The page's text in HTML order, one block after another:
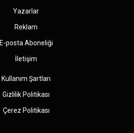
Yazarlar
Reklam
E-posta Aboneliği
İletişim
Kullanım Şartları
Gizlilik Politikası
Çerez Politikası